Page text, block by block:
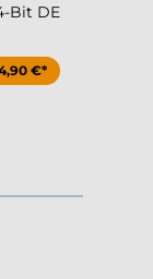
Bit DE
€*